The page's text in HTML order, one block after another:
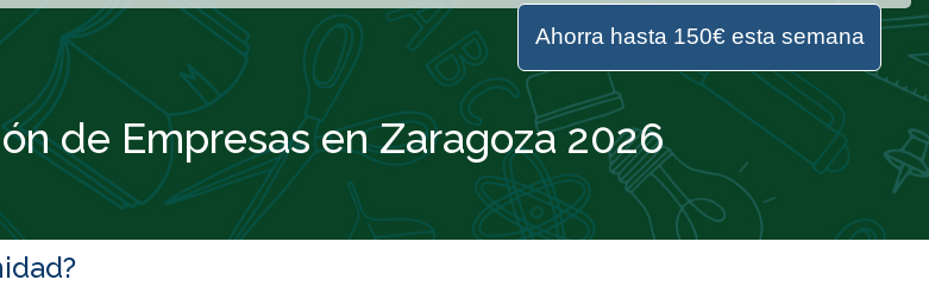
Ahorra hasta 150€ esta semana
de Empresas en Zaragoza 2026